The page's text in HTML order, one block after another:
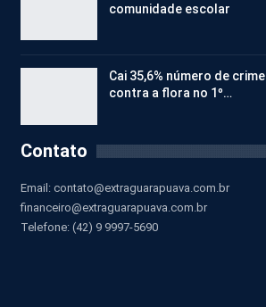
comunidade escolar
Cai 35,6% número de
contra a flora no 1º…
Contato
Email: contato@extraguarapuava.com.br
financeiro@extraguarapuava.com.br
Telefone: (42) 9 9997-5690